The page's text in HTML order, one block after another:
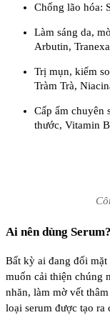
Chống lão hóa:
Làm sáng da,
Arbutin,
Trị mụn, kiểm
Tràm Trà,
Cấp ẩm chuyên
thước, Vitamin
Ai nên dùng Serum?
Bất kỳ ai đang đối
muốn cải thiện chúng
nhăn, làm mờ vết
loại serum được tạo ra